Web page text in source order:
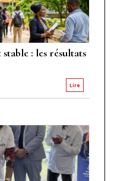
: les résultats
Lire